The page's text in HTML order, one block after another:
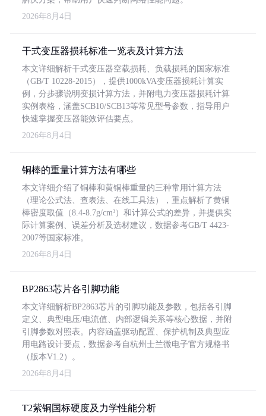
2026年8月4日
干式变压器损耗标准一览表及计算方法
本文详细解析干式变压器空载损耗、负载损耗的国家标准
（GB/T 10228-2015），提供1000kVA变压器损耗计算实
例，分步骤说明变损计算方法，并附电力变压器损耗计算
实例表格，涵盖SCB10/SCB13等常见型号参数，指导用户
快速掌握变压器能效评估要点。
2026年8月4日
铜棒的重量计算方法有哪些
本文详细介绍了铜棒和黄铜棒重量的三种常用计算方法
（理论公式法、查表法、在线工具法），重点解析了黄铜
棒密度取值（8.4-8.7g/cm³）和计算公式的差异，并提供实
际计算案例、误差分析及选材建议，数据参考GB/T 4423-
2007等国家标准。
2026年8月4日
BP2863芯片各引脚功能
本文详细解析BP2863芯片的引脚功能及参数，包括各引脚
定义、典型电压/电流值、内部逻辑关系等核心数据，并附
引脚参数对照表。内容涵盖驱动配置、保护机制及典型应
用电路设计要点，数据参考自杭州士兰微电子官方规格书
（版本V1.2）。
2026年8月4日
T2紫铜国标硬度及力学性能分析